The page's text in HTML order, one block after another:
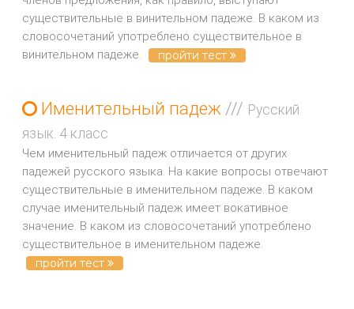
существительные в винительном падеже. В каком из
словосочетаний употреблено существительное в
винительном падеже.
пройти тест
Именительный падеж /// Русский
язык. 4 класс
Чем именительный падеж отличается от других
падежей русского языка. На какие вопросы отвечают
существительные в именительном падеже. В каком
случае именительный падеж имеет вокативное
значение. В каком из словосочетаний употреблено
существительное в именительном падеже.
пройти тест